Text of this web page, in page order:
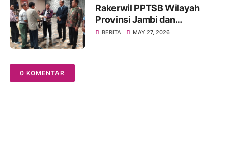
Rakerwil PPTSB Wilayah
Provinsi Jambi dan
Rakercab PPTSB Kota Jambi
BERITA MAY 27, 2026
0 KOMENTAR